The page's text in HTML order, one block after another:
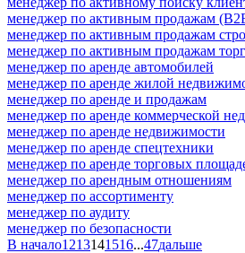
менеджер по активным продажам
менеджер по активным продажам
менеджер по активным продажам
менеджер по аренде автомобилей
менеджер по аренде жилой
менеджер по аренде и продажам
менеджер по аренде коммерческой
менеджер по аренде недвижимости
менеджер по аренде спецтехники
менеджер по аренде торговых
менеджер по арендным отношениям
менеджер по ассортименту
менеджер по аудиту
менеджер по безопасности
В начало1213141516...47дальше